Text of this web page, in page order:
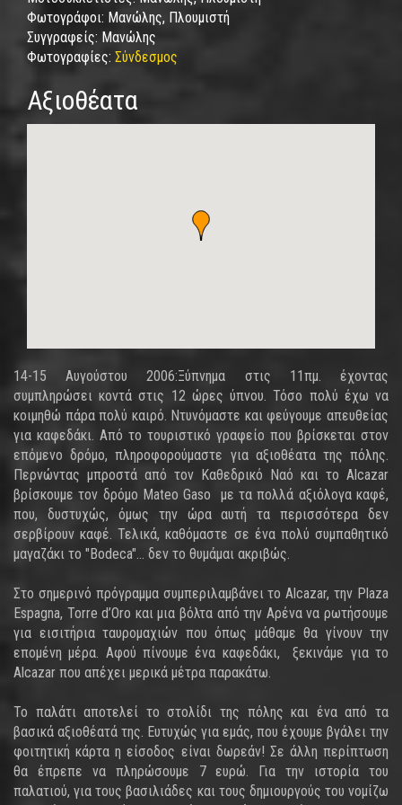
Φωτογράφοι: Μανώλης, Πλουμιστή
Συγγραφείς: Μανώλης
Φωτογραφίες: Σύνδεσμος
Αξιοθέατα
14-15 Αυγούστου 2006:Ξύπνημα στις 11πμ. έχοντας
συμπληρώσει κοντά στις 12 ώρες ύπνου. Τόσο πολύ έχω να
κοιμηθώ πάρα πολύ καιρό. Ντυνόμαστε και φεύγουμε απευθείας
για καφεδάκι. Από το τουριστικό γραφείο που βρίσκεται στον
επόμενο δρόμο, πληροφορούμαστε για αξιοθέατα της πόλης.
Περνώντας μπροστά από τον Καθεδρικό Ναό και το Alcazar
βρίσκουμε τον δρόμο Mateo Gaso με τα πολλά αξιόλογα καφέ,
που, δυστυχώς, όμως την ώρα αυτή τα περισσότερα δεν
σερβίρουν καφέ. Τελικά, καθόμαστε σε ένα πολύ συμπαθητικό
μαγαζάκι το "Bodeca"… δεν το θυμάμαι ακριβώς.
Στο σημερινό πρόγραμμα συμπεριλαμβάνει το Alcazar, την Plaza
Espagna, Torre d’Oro και μια βόλτα από την Αρένα να ρωτήσουμε
για εισιτήρια ταυρομαχιών που όπως μάθαμε θα γίνουν την
επομένη μέρα. Αφού πίνουμε ένα καφεδάκι, ξεκινάμε για το
Alcazar που απέχει μερικά μέτρα παρακάτω.
Το παλάτι αποτελεί το στολίδι της πόλης και ένα από τα
βασικά αξιοθέατά της. Ευτυχώς για εμάς, που έχουμε βγάλει την
φοιτητική κάρτα η είσοδος είναι δωρεάν! Σε άλλη περίπτωση
θα έπρεπε να πληρώσουμε 7 ευρώ. Για την ιστορία του
παλατιού, για τους βασιλιάδες και τους δημιουργούς του νομίζω